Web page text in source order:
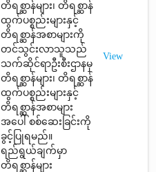
တိရစ္ဆာန်များ၊ တိရစ္ဆာန်
ထွက်ပစ္စည်းများနှင့်
တိရစ္ဆာန်အစာများကို
တင်သွင်းလာသူသည်
သက်ဆိုင်ရာဦးစီးဌာနမှ
တိရစ္ဆာန်များ၊ တိရစ္ဆာန်
ထွက်ပစ္စည်းများနှင့်
တိရစ္ဆာန်အစာများ
အပေါ် စစ်ဆေးခြင်းကို
ခွင့်ပြုရမည်။
ရည်ရွယ်ချက်မှာ
တိရစ္ဆာန်များ
View